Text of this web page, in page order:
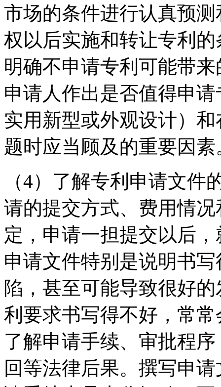
市场的条件进行认真预
权以后实施和转让专利
明确不申请专利可能带
申请人作出是否值得申
实用新型或外观设计）
题时应当顾及的重要因素
（4）了解专利申请文
请的提交方式、费用情
定，申请一担提交以后
申请文件特别是说明书
陷，甚至可能导致很好
利要求书写得不好，常
了解申请手续、审批程
回等法律后果。撰写申